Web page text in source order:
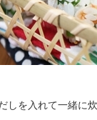
しを入れて一緒に